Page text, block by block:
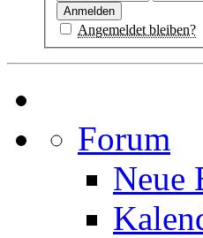
Angemeldet bleiben?
Forum
Neue